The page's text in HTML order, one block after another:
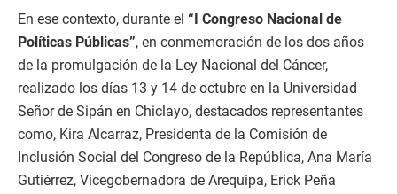
En ese contexto, durante el “I Congreso Nacional de
Políticas Públicas”, en conmemoración de los dos años
de la promulgación de la Ley Nacional del Cáncer,
realizado los días 13 y 14 de octubre en la Universidad
Señor de Sipán en Chiclayo, destacados representantes
como, Kira Alcarraz, Presidenta de la Comisión de
Inclusión Social del Congreso de la República, Ana María
Gutiérrez, Vicegobernadora de Arequipa, Erick Peña